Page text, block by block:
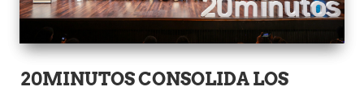
20MINUTOS CONSOLIDA LOS